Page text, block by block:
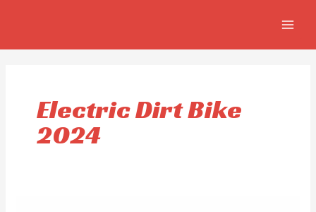
Electric Dirt Bike
2024